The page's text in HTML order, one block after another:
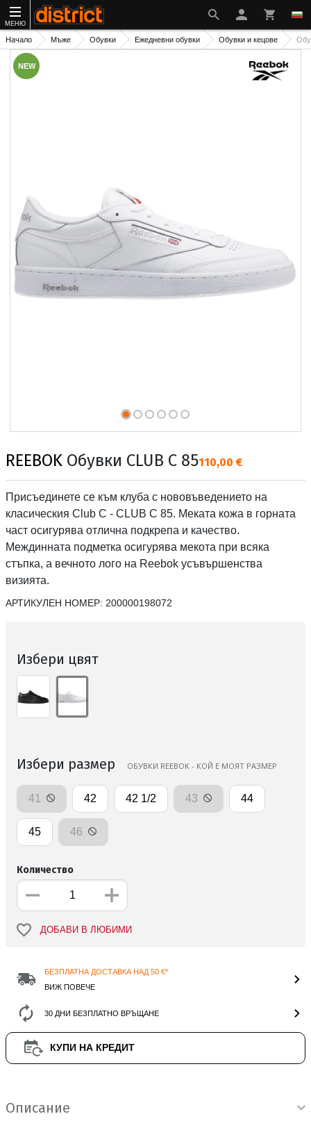
МЕНЮ
Начало Мъже Обувки Ежедневни обувки Обувки и кецове
NEW
REEBOK Обувки CLUB C 85Текуща цена:
110,00 €
Присъединете се към клуба с нововъведението на
класическия Club C - CLUB C 85. Меката кожа в горната
част осигурява отлична подкрепа и качество.
Междинната подметка осигурява мекота при всяка
стъпка, а вечното лого на Reebok усъвършенства
визията.
АРТИКУЛЕН НОМЕР: 200000198072
Избери цвят
Избери размер ОБУВКИ REEBOK - КОЙ Е МОЯТ РАЗМЕР
41 42 42 1/2 43 44
45 46
Количество
ДОБАВИ В ЛЮБИМИ
БЕЗПЛАТНА ДОСТАВКА НАД 50 €*
ВИЖ ПОВЕЧЕ
30 ДНИ БЕЗПЛАТНО ВРЪЩАНЕ
КУПИ НА КРЕДИТ
Описание